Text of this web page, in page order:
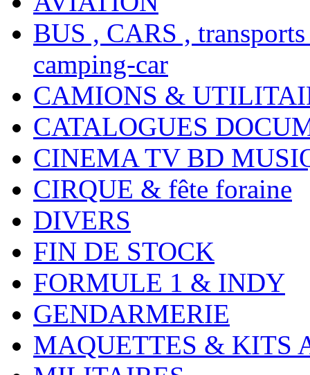
BUS , CARS ,
camping-car
CAMIONS &
CATALOGUES
CINEMA TV BD
CIRQUE & fête foraine
DIVERS
FIN DE STOCK
FORMULE 1 & INDY
GENDARMERIE
MAQUETTES & KITS